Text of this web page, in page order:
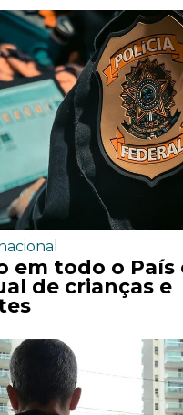
em todo o
de crianças e